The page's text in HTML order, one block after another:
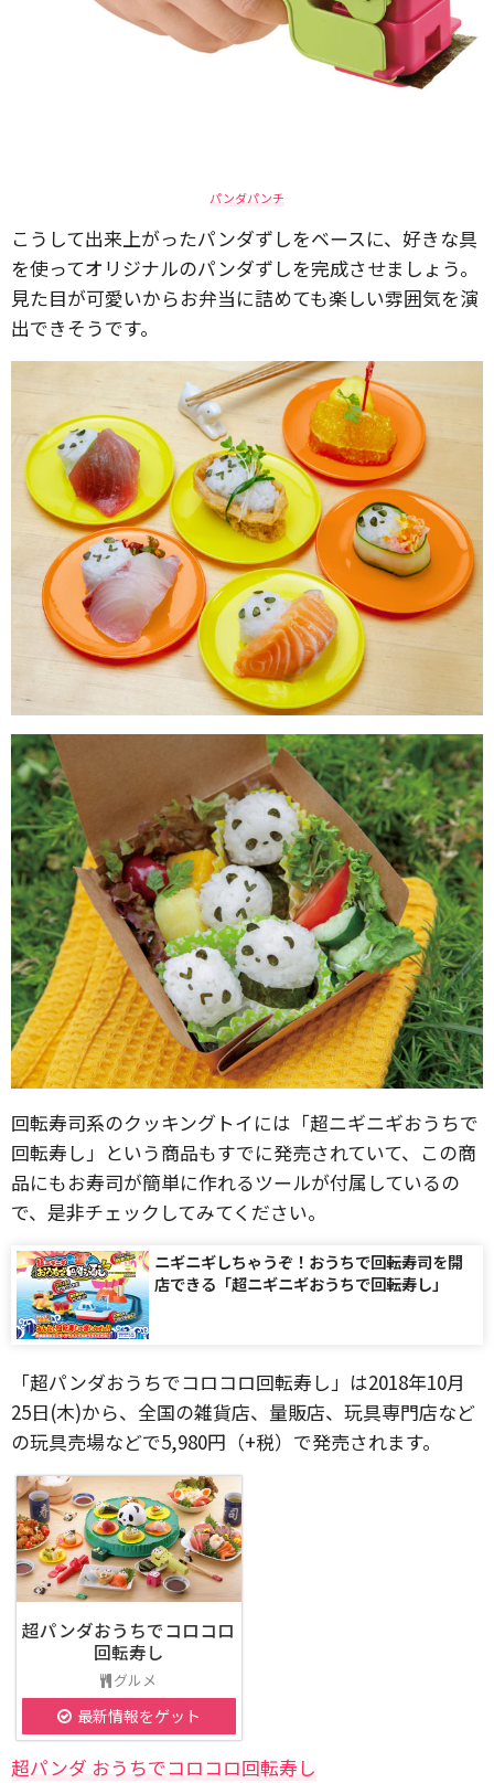
パンダパンチ
こうして出来上がったパンダずしをベースに、好きな具
を使ってオリジナルのパンダずしを完成させましょう。
見た目が可愛いからお弁当に詰めても楽しい雰囲気を演
出できそうです。
回転寿司系のクッキングトイには「超ニギニギおうちで
回転寿し」という商品もすでに発売されていて、この商
品にもお寿司が簡単に作れるツールが付属しているの
で、是非チェックしてみてください。
ニギニギしちゃうぞ！おうちで回転寿司を開
店できる「超ニギニギおうちで回転寿し」
「超パンダおうちでコロコロ回転寿し」は2018年10月
25日(木)から、全国の雑貨店、量販店、玩具専門店など
の玩具売場などで5,980円（+税）で発売されます。
超パンダおうちでコロコロ
回転寿し
グルメ
最新情報をゲット
超パンダ おうちでコロコロ回転寿し